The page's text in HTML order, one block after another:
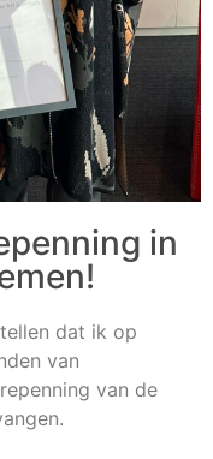
in
dat ik op
van
van de